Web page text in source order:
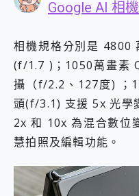
Google AI 相
相機規格分別是 4800
(f/1.7 )；1050萬畫素
攝（f/2.2、127度) ；
頭(f/3.1) 支援 5x 光學
2x 和 10x 為混合數位
慧拍照及編輯功能。